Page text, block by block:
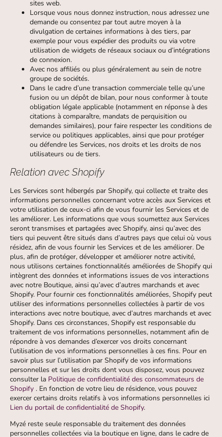
sites web.
Lorsque vous nous donnez instruction, nous adressez une
demande ou consentez par tout autre moyen à la
divulgation de certaines informations à des tiers, par
exemple pour vous expédier des produits ou via votre
utilisation de widgets de réseaux sociaux ou d’intégrations
de connexion.
Avec nos affiliés ou plus généralement au sein de notre
groupe de sociétés.
Dans le cadre d’une transaction commerciale telle qu’une
fusion ou un dépôt de bilan, pour nous conformer à toute
obligation légale applicable (notamment en réponse à des
citations à comparaître, mandats de perquisition ou
demandes similaires), pour faire respecter les conditions de
service ou politiques applicables, ainsi que pour protéger
ou défendre les Services, nos droits et les droits de nos
utilisateurs ou de tiers.
Relation avec Shopify
Les Services sont hébergés par Shopify, qui collecte et traite des
informations personnelles concernant votre accès aux Services et
votre utilisation de ceux-ci afin de vous fournir les Services et de
les améliorer. Les informations que vous soumettez aux Services
seront transmises et partagées avec Shopify, ainsi qu’avec des
tiers qui peuvent être situés dans d’autres pays que celui où vous
résidez, afin de vous fournir les Services et de les améliorer. De
plus, afin de protéger, développer et améliorer notre activité,
nous utilisons certaines fonctionnalités améliorées de Shopify qui
intègrent des données et informations issues de vos interactions
avec notre Boutique, ainsi qu’avec d’autres marchands et avec
Shopify. Pour fournir ces fonctionnalités améliorées, Shopify peut
utiliser des informations personnelles collectées à partir de vos
interactions avec notre boutique, avec d’autres marchands et avec
Shopify. Dans ces circonstances, Shopify est responsable du
traitement de vos informations personnelles, notamment afin de
répondre à vos demandes d’exercer vos droits concernant
l’utilisation de vos informations personnelles à ces fins. Pour en
savoir plus sur l’utilisation par Shopify de vos informations
personnelles et sur les droits dont vous disposez, vous pouvez
consulter la Politique de confidentialité des consommateurs de
Shopify . En fonction de votre lieu de résidence, vous pouvez
exercer certains droits relatifs à vos informations personnelles ici
Lien du portail de confidentialité de Shopify.
Myzé reste seule responsable du traitement des données
personnelles collectées via la boutique en ligne, dans le cadre de